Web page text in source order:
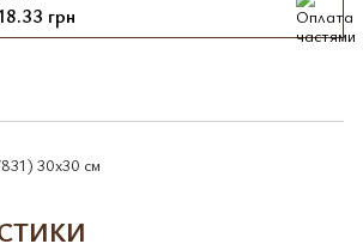
грн
30х30 см